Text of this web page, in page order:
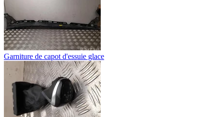
Garniture de capot d'essuie glace